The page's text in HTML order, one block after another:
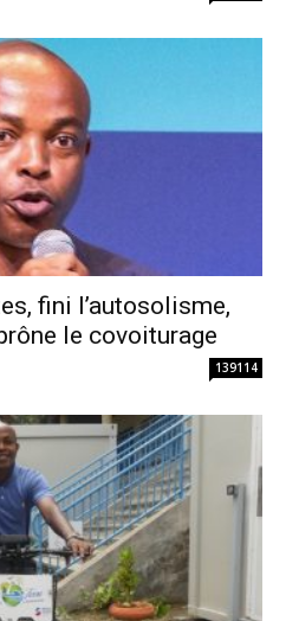
fini l’autosolisme,
le covoiturage
139114